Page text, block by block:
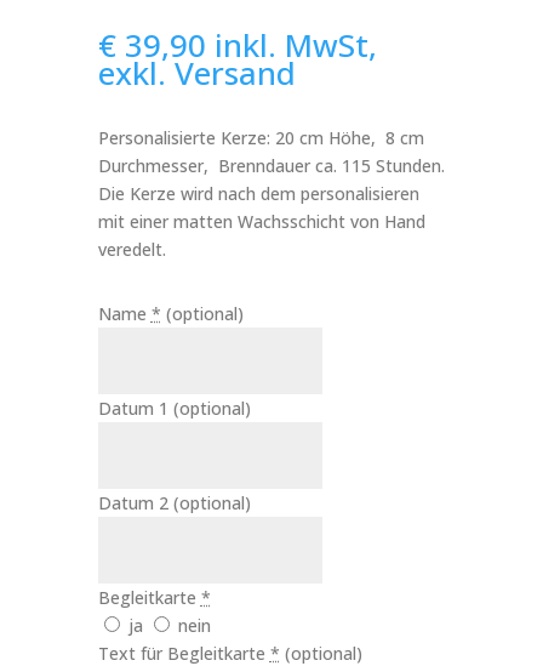
€39,90 inkl. MwSt,
exkl. Versand
Personalisierte Kerze: 20 cm Höhe, 8 cm
Durchmesser, Brenndauer ca. 115 Stunden.
Die Kerze wird nach dem personalisieren
mit einer matten Wachsschicht von Hand
veredelt.
Name * (optional)
Datum 1 (optional)
Datum 2 (optional)
Begleitkarte *
ja
nein
Text für Begleitkarte * (optional)